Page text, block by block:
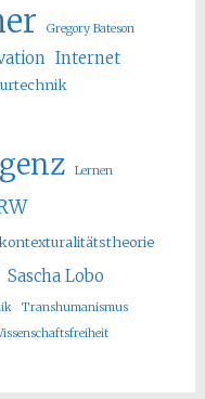
Gregory Bateson
Internet
Lernen
Sascha Lobo
Transhumanismus